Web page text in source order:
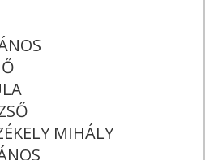
MIHÁLY